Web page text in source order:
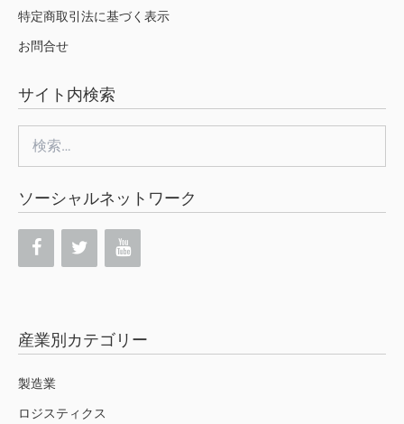
特定商取引法に基づく表示
お問合せ
サイト内検索
索:
ソーシャルネットワーク
産業別カテゴリー
製造業
ロジスティクス